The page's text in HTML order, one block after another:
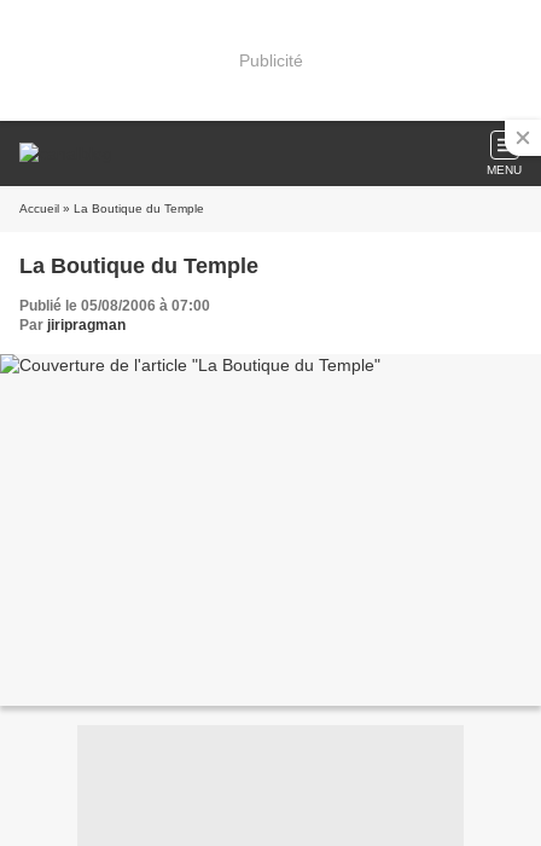
Publicité
MENU
Accueil » La Boutique du Temple
La Boutique du Temple
Publié le 05/08/2006 à 07:00
Par jiripragman